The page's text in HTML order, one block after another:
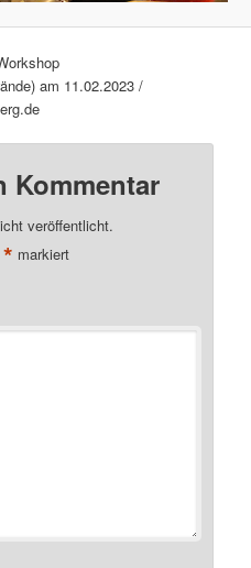
am 11.02.2023 /
Kommentar
veröffentlicht.
* markiert